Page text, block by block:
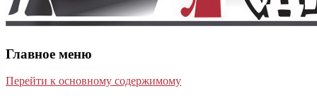
Главное меню
Перейти к основному содержимому